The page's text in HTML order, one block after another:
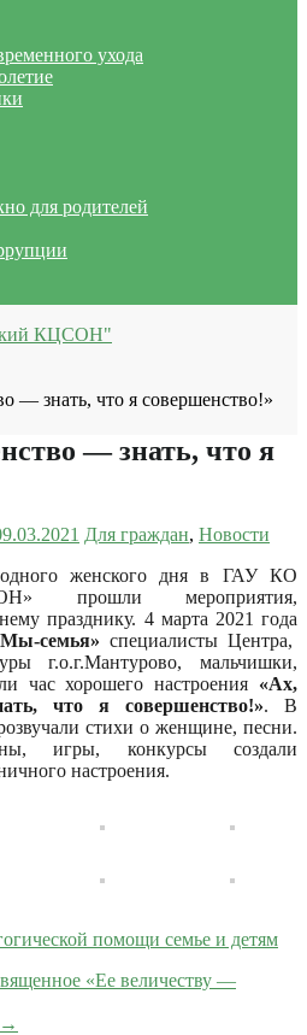
ухода
для родителей
КЦСОН"
— знать, что я совершенство!»
— знать, что я
Для граждан, Новости
женского дня в ГАУ КО
прошли мероприятия,
празднику. 4 марта 2021 года
Мы-семья» специалисты Центра,
г.о.г.Мантурово, мальчишки,
час хорошего настроения «Ах,
что я совершенство!». В
стихи о женщине, песни.
игры, конкурсы создали
настроения.
помощи семье и детям
«Ее величеству —
→